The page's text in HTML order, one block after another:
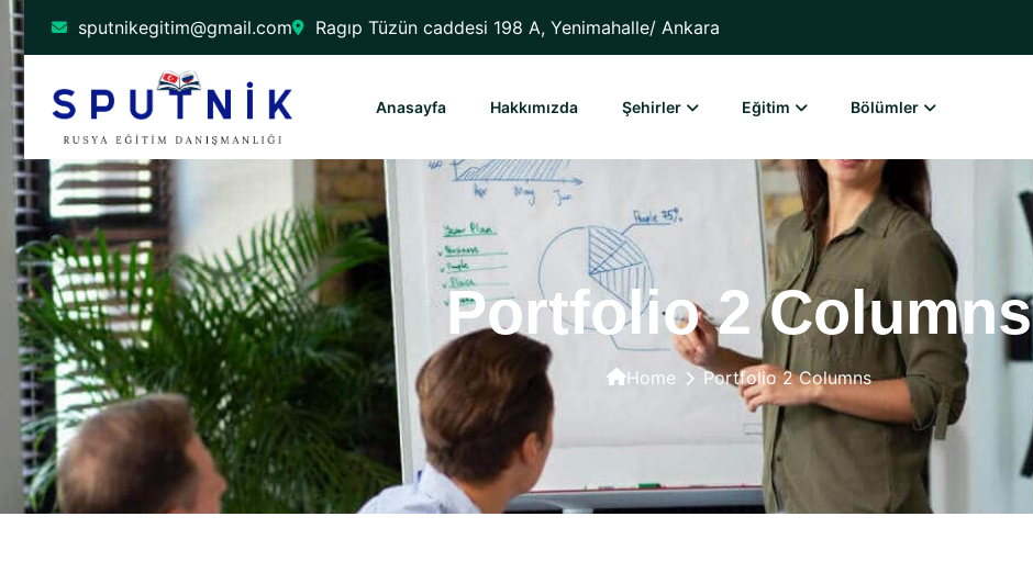
sputnikegitim@gmail.com Ragıp Tüzün caddesi 198 A, Yenimahalle/ Ankara
Anasayfa Hakkımızda Şehirler Eğitim Bölümler
Portfolio 2 Columns
Home Portfolio 2 Columns